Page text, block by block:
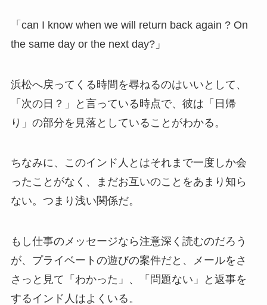
「can I know when we will return back again ? On
the same day or the next day?」
浜松へ戻ってくる時間を尋ねるのはいいとして、
「次の日？」と言っている時点で、彼は「日帰
り」の部分を見落としていることがわかる。
ちなみに、このインド人とはそれまで一度しか会
ったことがなく、まだお互いのことをあまり知ら
ない。つまり浅い関係だ。
もし仕事のメッセージなら注意深く読むのだろう
が、プライベートの遊びの案件だと、メールをさ
さっと見て「わかった」、「問題ない」と返事を
するインド人はよくいる。